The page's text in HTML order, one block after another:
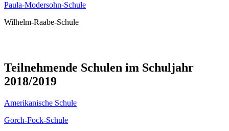
Paula-Modersohn-Schule
Wilhelm-Raabe-Schule
Teilnehmende Schulen im Schuljahr
2018/2019
Amerikanische Schule
Gorch-Fock-Schule